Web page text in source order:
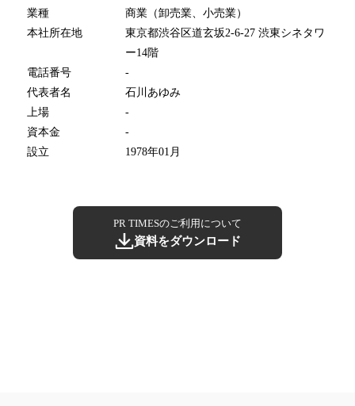
業種
商業（卸売業、小売業）
本社所在地
東京都渋谷区道玄坂2-6-27 渋東シネタワ
ー14階
電話番号
-
代表者名
石川あゆみ
上場
-
資本金
-
設立
1978年01月
PR TIMESのご利用について
資料をダウンロード